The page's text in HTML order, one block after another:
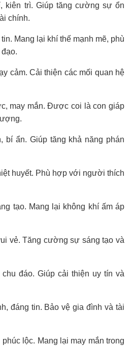
kiên trì. Giúp tăng cường sự ổn
chính.
Mang lại khí thế mạnh mẽ, phù
cảm. Cải thiện các mối quan hệ
may mắn. Được coi là con giáp
bí ẩn. Giúp tăng khả năng phán
huyết. Phù hợp với người thích
tạo. Mang lại không khí ấm áp
vẻ. Tăng cường sự sáng tạo và
đáo. Giúp cải thiện uy tín và
đáng tin. Bảo vệ gia đình và tài
lộc. Mang lại may mắn trong